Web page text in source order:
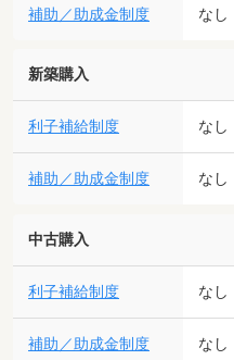
補助／助成金制度 なし
新築購入
利子補給制度 なし
補助／助成金制度 なし
中古購入
利子補給制度 なし
補助／助成金制度 なし